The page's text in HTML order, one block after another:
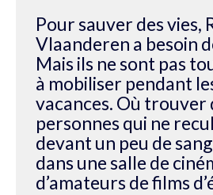
Pour sauver des vies,
Vlaanderen a besoin
Mais ils ne sont pas
à mobiliser pendant
vacances. Où trouver
personnes qui ne
devant un peu de
dans une salle de
d’amateurs de films